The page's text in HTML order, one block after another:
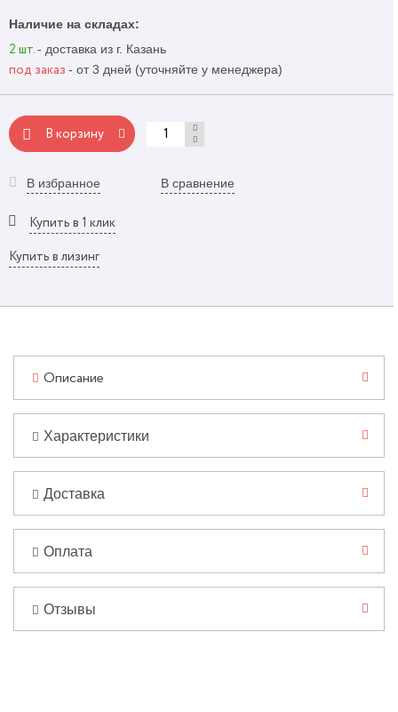
Наличие на складах:
2 шт. - доставка из г. Казань
под заказ - от 3 дней (уточняйте у менеджера)
В корзину
В избранное В сравнение
Купить в 1 клик
Купить в лизинг
Описание
Характеристики
Доставка
Оплата
Отзывы